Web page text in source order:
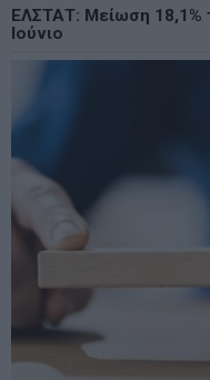
ΕΛΣΤΑΤ: Μείωση 18,1%
Ιούνιο